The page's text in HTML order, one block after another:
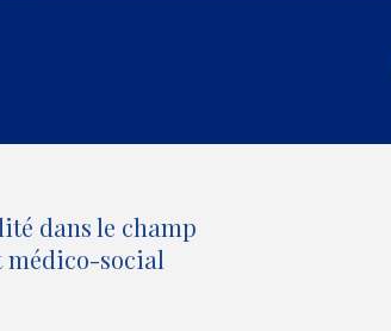
dans le champ
médico-social